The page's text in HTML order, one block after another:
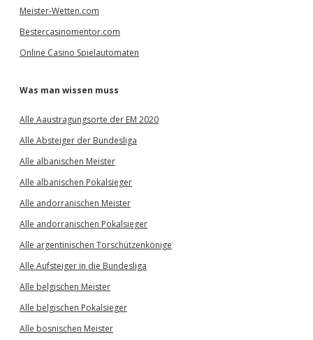
Meister-Wetten.com
Bestercasinomentor.com
Online Casino Spielautomaten
Was man wissen muss
Alle Aaustragungsorte der EM 2020
Alle Absteiger der Bundesliga
Alle albanischen Meister
Alle albanischen Pokalsieger
Alle andorranischen Meister
Alle andorranischen Pokalsieger
Alle argentinischen Torschützenkönige
Alle Aufsteiger in die Bundesliga
Alle belgischen Meister
Alle belgischen Pokalsieger
Alle bosnischen Meister